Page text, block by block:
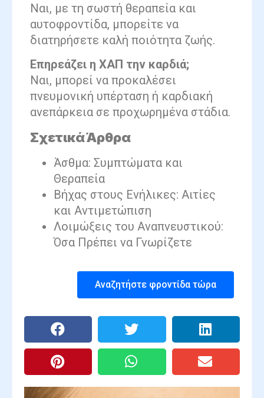
Ναι, με τη σωστή θεραπεία και
αυτοφροντίδα, μπορείτε να
διατηρήσετε καλή ποιότητα ζωής.
Επηρεάζει η ΧΑΠ την καρδιά;
Ναι, μπορεί να προκαλέσει
πνευμονική υπέρταση ή καρδιακή
ανεπάρκεια σε προχωρημένα στάδια.
Σχετικά Άρθρα
Άσθμα: Συμπτώματα και
Θεραπεία
Βήχας στους Ενήλικες: Αιτίες
και Αντιμετώπιση
Λοιμώξεις του Αναπνευστικού:
Όσα Πρέπει να Γνωρίζετε
Αναζητήστε φροντίδα τώρα